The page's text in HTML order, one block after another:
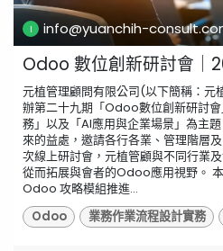
info@yuanchih-
Odoo 數位創新研討會｜
元植管理顧問有限公司(以下簡稱：元
辦第二十九期「Odoo數位創新研討
務」以及「AI應用與企業場景」為主
來的益處，邀請各行各業、管理階層
次線上研討會，元植管顧與不同行業
從而拓展與會者的Odoo應用視野。
Odoo 攻略模組推進...
Odoo
業務作業流程設計實務